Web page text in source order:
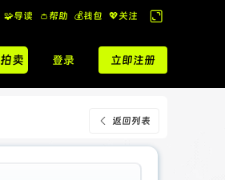
🧩导读 👛帮助 💰️钱包 💖关注
换
到
宽
版
拍卖 登录 立即注册
返回列表